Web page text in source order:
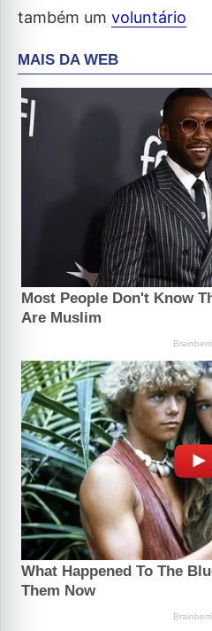
também um voluntário